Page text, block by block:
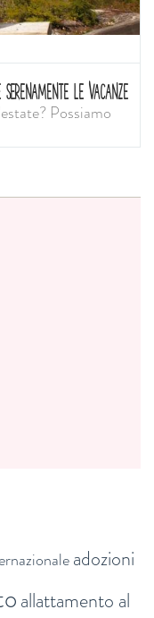
LE VACANZE
Possiamo
adozioni
allattamento al